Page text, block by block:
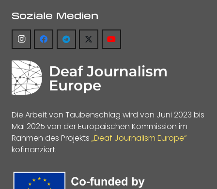
Soziale Medien
Die Arbeit von Taubenschlag wird von Juni 2023 bis
Mai 2025 von der Europäischen Kommission im
Rahmen des Projekts „Deaf Journalism Europe“
kofinanziert.